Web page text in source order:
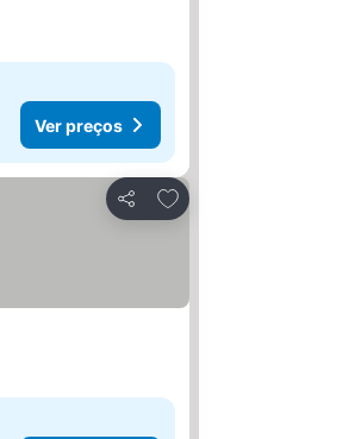
Ver preços
Partilhar
Adicionar aos favoritos